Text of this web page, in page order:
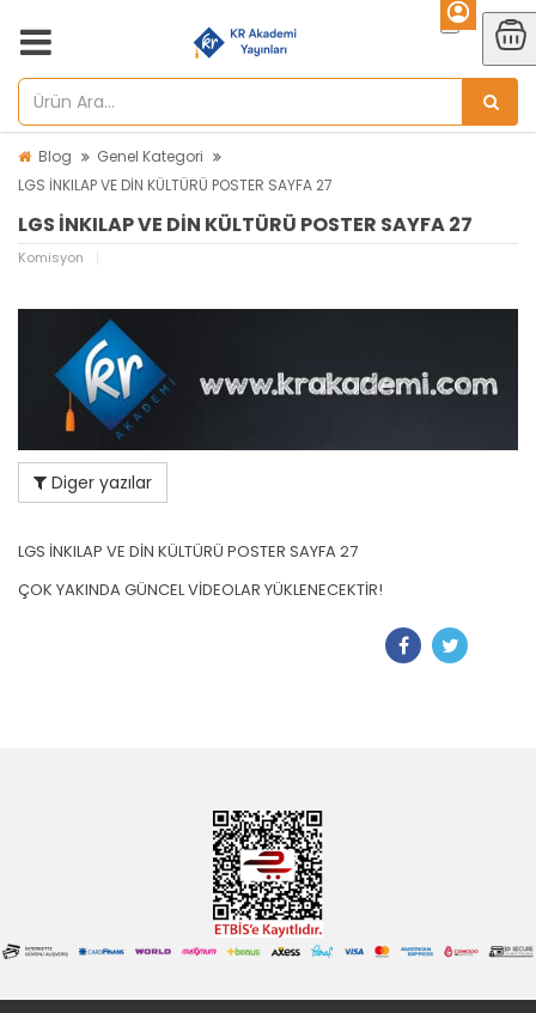
Blog
Genel Kategori
LGS İNKILAP VE DİN KÜLTÜRÜ POSTER SAYFA 27
LGS İNKILAP VE DİN KÜLTÜRÜ POSTER SAYFA 27
Komisyon
Diger yazılar
LGS İNKILAP VE DİN KÜLTÜRÜ POSTER SAYFA 27
ÇOK YAKINDA GÜNCEL VİDEOLAR YÜKLENECEKTİR!